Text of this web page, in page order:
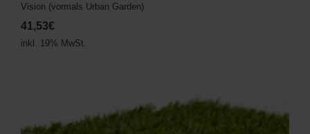
Vision (vormals Urban Garden)
41,53€
inkl. 19% MwSt.